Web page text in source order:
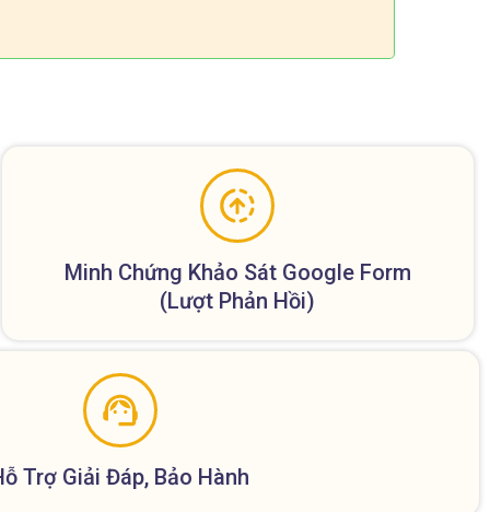
Minh Chứng Khảo Sát Google Form
(lượt Phản Hồi)
Trợ Giải Đáp, Bảo Hành